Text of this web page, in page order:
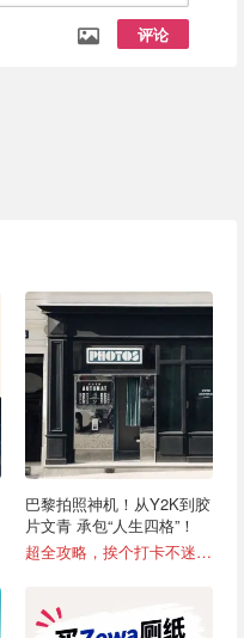
评论
巴黎拍照神机！从Y2K到胶
片文青 承包“人生四格”！
超全攻略，挨个打卡不迷路！